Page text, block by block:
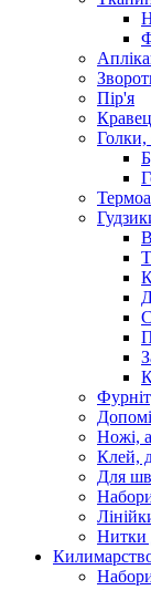
Пір'я
Голки,
Ножі,
Клей,
Для
Нитки